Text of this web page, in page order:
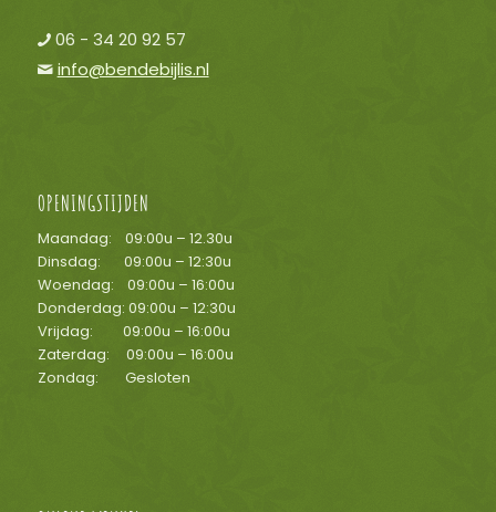
06 - 34 20 92 57
info@bendebijlis.nl
OPENINGSTIJDEN
Maandag: 09:00u – 12.30u
Dinsdag: 09:00u – 12:30u
Woendag: 09:00u – 16:00u
Donderdag: 09:00u – 12:30u
Vrijdag: 09:00u – 16:00u
Zaterdag: 09:00u – 16:00u
Zondag: Gesloten